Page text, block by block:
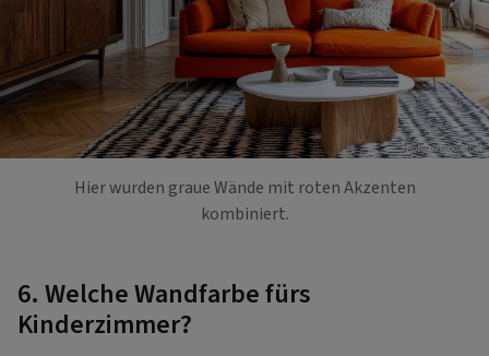
Foto: Adobe Stock
Hier wurden graue Wände mit roten Akzenten
kombiniert.
6. Welche Wandfarbe fürs
Kinderzimmer?